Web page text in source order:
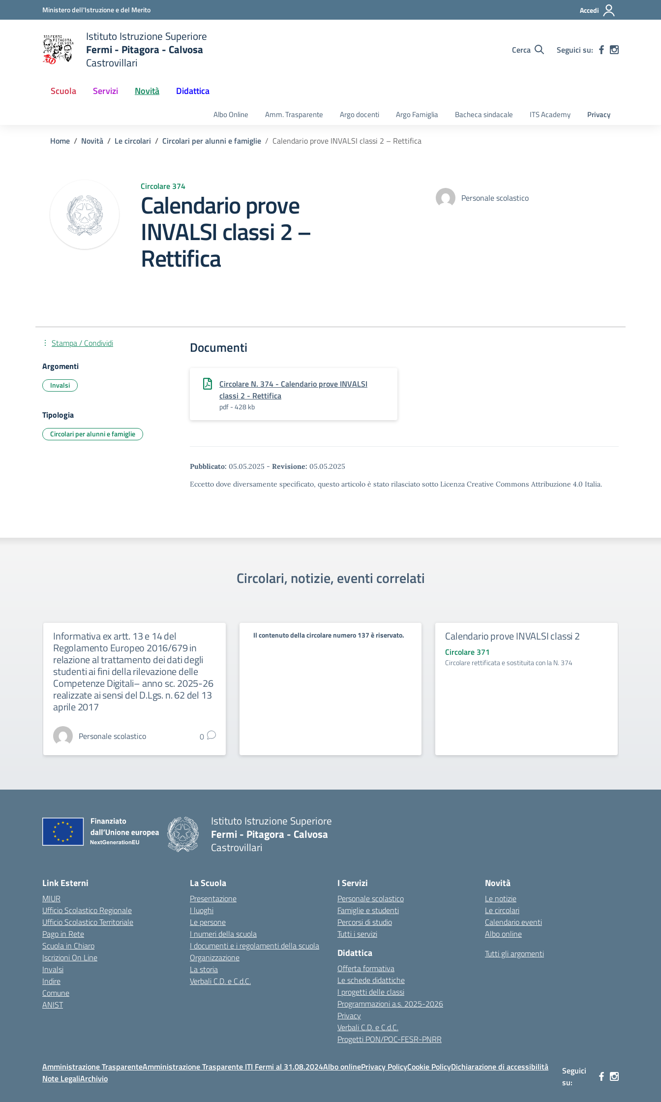
Vai ai contenuti
Vai al menu di navigazioneMinistero dell'Istruzione e del Merito Accedi
Istituto Istruzione Superiore
Fermi - Pitagora - Calvosa
Castrovillari
Cerca Seguici su:
Scuola Servizi Novità Didattica
Albo Online Amm. Trasparente Argo docenti Argo Famiglia Bacheca sindacale ITS Academy Privacy
Home Novità Le circolari Circolari per alunni e famiglie Calendario prove INVALSI classi 2 – Rettifica
Circolare 374
Calendario prove
INVALSI classi 2 –
Rettifica
Personale scolastico
Documenti
Circolare N. 374 - Calendario prove INVALSI
classi 2 - Rettifica
pdf - 428 kb
Pubblicato: 05.05.2025 - Revisione: 05.05.2025
Eccetto dove diversamente specificato, questo articolo è stato rilasciato sotto Licenza Creative Commons Attribuzione 4.0 Italia.
Stampa / Condividi
Argomenti
Invalsi
Tipologia
Circolari per alunni e famiglie
Circolari, notizie, eventi correlati
Informativa ex artt. 13 e 14 del
Regolamento Europeo 2016/679 in
relazione al trattamento dei dati degli
studenti ai fini della rilevazione delle
Competenze Digitali– anno sc. 2025-26
realizzate ai sensi del D.Lgs. n. 62 del 13
aprile 2017
Personale scolastico 0
Il contenuto della circolare numero 137 è riservato. Calendario prove INVALSI classi 2
Circolare 371
Circolare rettificata e sostituita con la N. 374
Istituto Istruzione Superiore
Fermi - Pitagora - Calvosa
Castrovillari
Link Esterni
MIUR
Ufficio Scolastico Regionale
Ufficio Scolastico Territoriale
Pago in Rete
Scuola in Chiaro
Iscrizioni On Line
Invalsi
Indire
Comune
ANIST
La Scuola
Presentazione
I luoghi
Le persone
I numeri della scuola
I documenti e i regolamenti della scuola
Organizzazione
La storia
Verbali C.D. e C.d.C.
I Servizi
Personale scolastico
Famiglie e studenti
Percorsi di studio
Tutti i servizi
Didattica
Offerta formativa
Le schede didattiche
I progetti delle classi
Programmazioni a.s. 2025-2026
Privacy
Verbali C.D. e C.d.C.
Progetti PON/POC-FESR-PNRR
Novità
Le notizie
Le circolari
Calendario eventi
Albo online
Tutti gli argomenti
Amministrazione TrasparenteAmministrazione Trasparente ITI Fermi al 31.08.2024Albo onlinePrivacy PolicyCookie PolicyDichiarazione di accessibilità
Note LegaliArchivio
Seguici
su: